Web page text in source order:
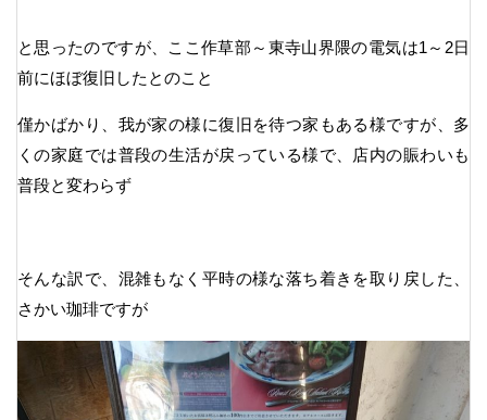
と思ったのですが、ここ作草部～東寺山界隈の電気は1～2日
前にほぼ復旧したとのこと
僅かばかり、我が家の様に復旧を待つ家もある様ですが、多
くの家庭では普段の生活が戻っている様で、店内の賑わいも
普段と変わらず
そんな訳で、混雑もなく平時の様な落ち着きを取り戻した、
さかい珈琲ですが